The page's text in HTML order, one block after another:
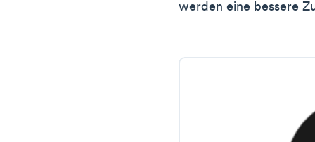
werden eine bessere